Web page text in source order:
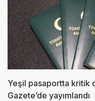
Yeşil pasaportta kritik
Gazete’de yayımlandı